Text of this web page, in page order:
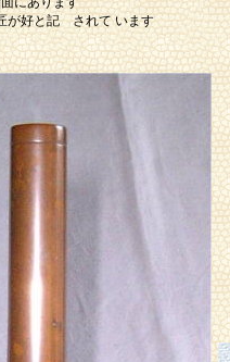
が好と記 されて います